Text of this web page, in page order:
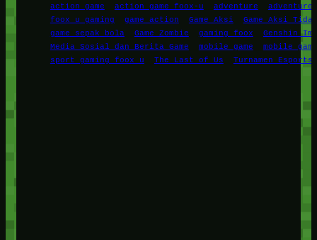
action game action game foox-u adventure
adventure
foox u gaming
game action Game Aksi
Game Aksi Tidak
game sepak bola
Game Zombie gaming foox
Genshin
Media Sosial dan Berita Game
mobile game
mobile
sport gaming foox u
The Last of Us Turnamen Esports